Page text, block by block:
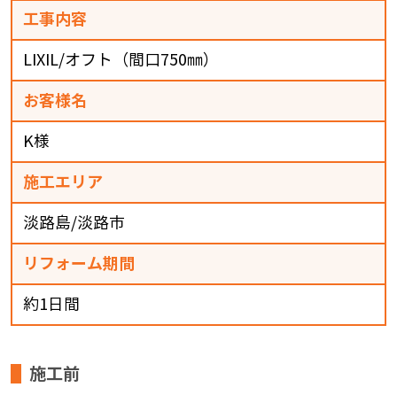
工事内容
LIXIL/オフト（間口750㎜）
お客様名
K様
施工エリア
淡路島/淡路市
リフォーム期間
約1日間
施工前